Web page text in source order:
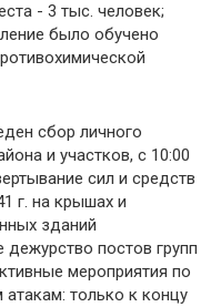
- 3 тыс. человек;
было обучено
сбор личного
и участков, с 10:00
сил и средств
г. на крышах и
зданий
дежурство постов групп
мероприятия по
только к концу